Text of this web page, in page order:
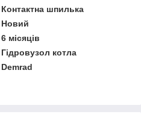
Контактна шпилька
Новий
6 місяців
Гідровузол котла
Demrad